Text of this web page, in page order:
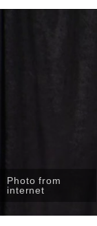
國際｜
財經｜
Photo from
internet